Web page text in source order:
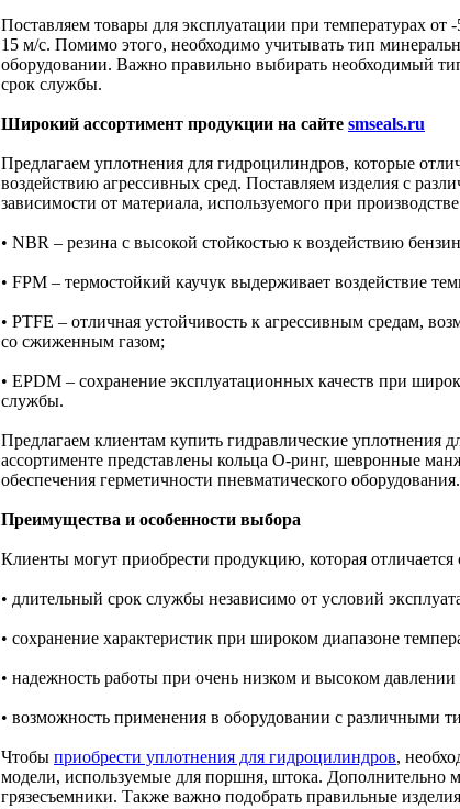
Поставляем товары для эксплуатации при температурах
15 м/с. Помимо этого, необходимо учитывать тип
оборудовании. Важно правильно выбирать необходимый
срок службы.
Широкий ассортимент продукции на сайте smseals.ru
Предлагаем уплотнения для гидроцилиндров, которые
воздействию агрессивных сред. Поставляем изделия с
зависимости от материала, используемого при
• NBR – резина с высокой стойкостью к воздействию
• FPM – термостойкий каучук выдерживает воздействие
• PTFE – отличная устойчивость к агрессивным средам,
со сжиженным газом;
• EPDM – сохранение эксплуатационных качеств при
службы.
Предлагаем клиентам купить гидравлические уплотнения
ассортименте представлены кольца О-ринг, шевронные
обеспечения герметичности пневматического оборудования.
Преимущества и особенности выбора
Клиенты могут приобрести продукцию, которая
• длительный срок службы независимо от условий
• сохранение характеристик при широком диапазоне
• надежность работы при очень низком и высоком давлении
• возможность применения в оборудовании с различными
Чтобы приобрести уплотнения для гидроцилиндров,
модели, используемые для поршня, штока. Дополнительно
грязесъемники. Также важно подобрать правильные